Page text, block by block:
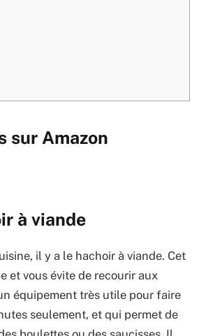
sur Amazon
à viande
il y a le hachoir à viande. Cet
et vous évite de recourir aux
équipement très utile pour faire
seulement, et qui permet de